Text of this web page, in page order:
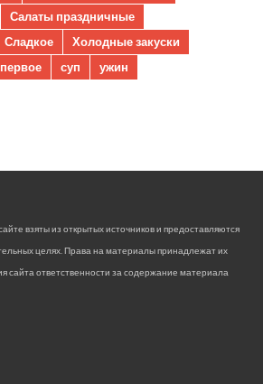
Салаты праздничные
Сладкое
Холодные закуски
первое суп ужин
взяты из открытых источников и предоставляются
целях. Права на материалы принадлежат их
сайта ответственности за содержание материала